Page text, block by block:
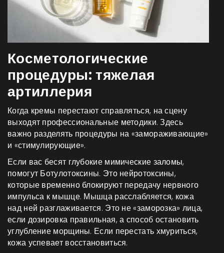
Косметологические
процедуры: тяжелая
артиллерия
Когда кремы перестают справляться, на сцену
выходят профессиональные методики. Здесь
важно разделять процедуры на «замораживающие»
и «стимулирующие».
Если вас бесят глубокие мимические заломы,
помогут Ботулотоксины. Это нейротоксины,
которые временно блокируют передачу нервного
импульса к мышце. Мышца расслабляется, кожа
над ней разглаживается. Это не «заморозка» лица,
если дозировка правильная, а способ остановить
углубление морщины. Если перестать хмуриться,
кожа успевает восстановиться.